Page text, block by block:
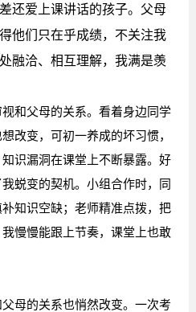
还爱上课讲话的孩子。父母
他们只在乎成绩，不关注我
融洽、相互理解，我满是羡
和父母的关系。看着身边同学
改变，可初一养成的坏习惯，
识漏洞在课堂上不断暴露。好
蜕变的契机。小组合作时，同
知识空缺；老师精准点拨，把
慢慢能跟上节奏，课堂上也敢
母的关系也悄然改变。一次考